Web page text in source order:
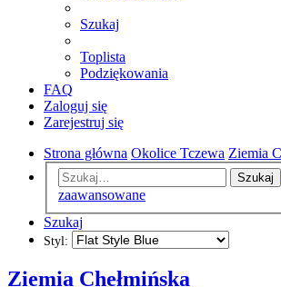
Szukaj
Toplista
Podziękowania
FAQ
Zaloguj się
Zarejestruj się
Strona główna Okolice Tczewa Ziemia
Szukaj
zaawansowane
Szukaj
Styl:
Ziemia Chełmińska